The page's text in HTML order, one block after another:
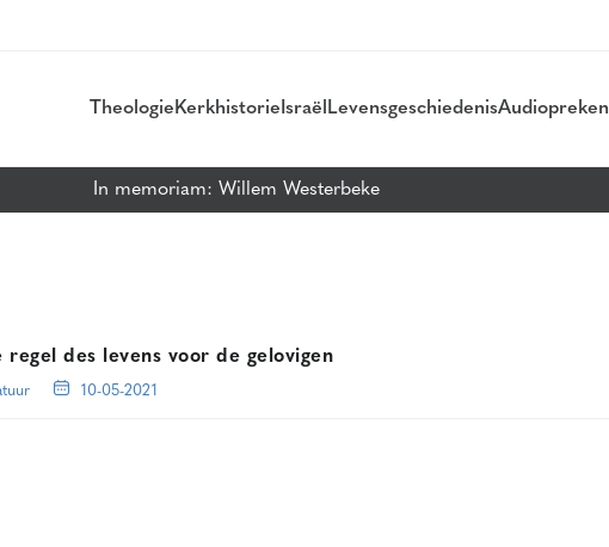
Theologie Kerkhistorie Israël LevensgeschiedenisAudiopreken
In memoriam: Willem Westerbeke
regel des levens voor de gelovigen
10-05-2021